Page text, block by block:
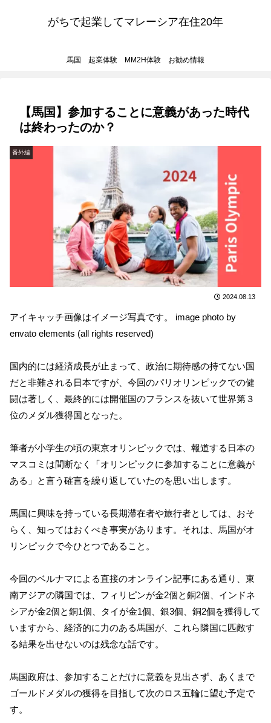
がちで起業してマレーシア在住20年
馬国 起業体験 MM2H体験 お勧め情報
【馬国】参加することに意義があった時代
は終わったのか？
番外編
2024.08.13
アイキャッチ画像はイメージ写真です。 image photo by
envato elements (all rights reserved)
国内的には経済成長が止まって、政治に期待感の持てない国
だと非難される日本ですが、今回のパリオリンピックでの健
闘は著しく、最終的には開催国のフランスを抜いて世界第３
位のメダル獲得国となった。
筆者が小学生の頃の東京オリンピックでは、報道する日本の
マスコミは間断なく「オリンピックに参加することに意義が
ある」と言う確言を繰り返していたのを思い出します。
馬国に興味を持っている長期滞在者や旅行者としては、おそ
らく、知ってはおくべき事実があります。それは、馬国がオ
リンピックで今ひとつであること。
今回のベルナマによる直接のオンライン記事にある通り、東
南アジアの隣国では、フィリピンが金2個と銅2個、インドネ
シアが金2個と銅1個、タイが金1個、銀3個、銅2個を獲得して
いますから、経済的に力のある馬国が、これら隣国に匹敵す
る結果を出せないのは残念な話です。
馬国政府は、参加することだけに意義を見出さず、あくまで
ゴールドメダルの獲得を目指して次のロス五輪に望む予定で
す。